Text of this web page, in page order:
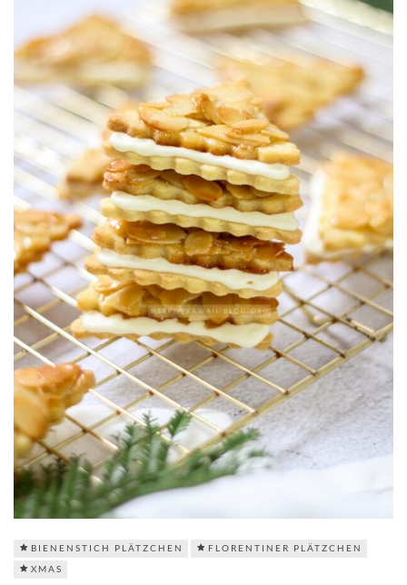
BIENENSTICH PLÄTZCHEN FLORENTINER PLÄTZCHEN
XMAS